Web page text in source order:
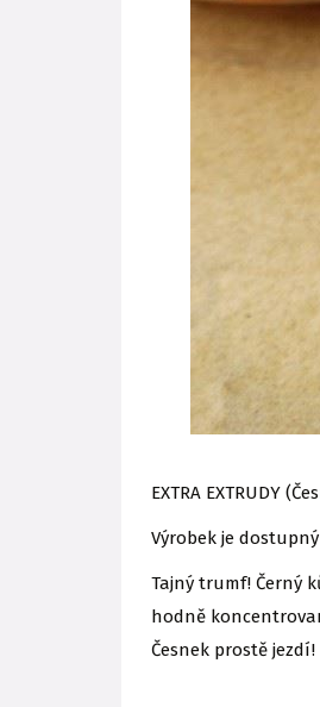
EXTRA EXTRUDY
Výrobek je
Tajný trumf! Černý
hodně
Česnek prostě jezdí!